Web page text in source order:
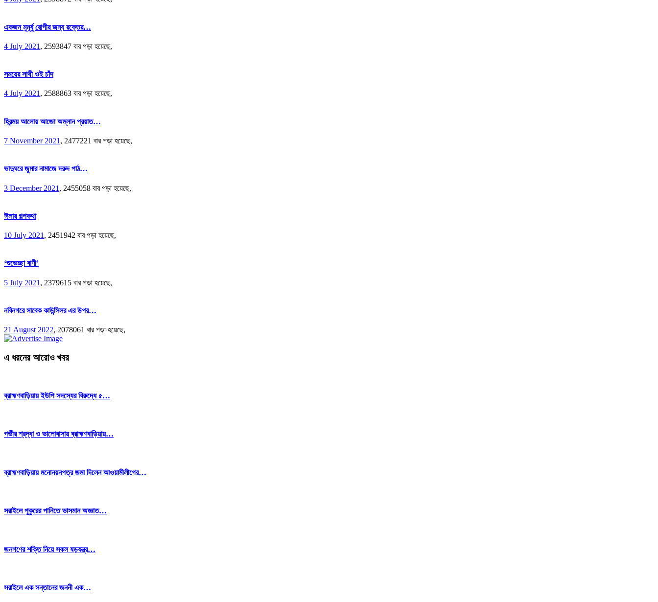
একজন মুমূর্ষু রোগীর জন্য রক্তের…
4 July 2021 , 2593847 বার পড়া হয়েছে,
সময়ের সাথী ওই চাঁদ
4 July 2021, 2588863 বার পড়া হয়েছে,
হিরন্ময় আলোয় আজো অম্লান প্রয়াত…
7 November 2021 , 2477221 বার পড়া হয়েছে,
ভাদুঘরে জুমার নামাজে দরুদ পাঠ…
3 December 2021 , 2455058 বার পড়া হয়েছে,
ঈলার গল্পকথা
10 July 2021 , 2451942 বার পড়া হয়েছে,
‘শুভেচ্ছা বাণী’
5 July 2021 , 2379615 বার পড়া হয়েছে,
নবিনগরে সাবেক কাউন্সিলর এর উপর…
21 August 2022, 2078061 বার পড়া হয়েছে,
এ ধরনের আরোও খবর
ব্রাহ্মণবাড়িয়ায় ইউপি সদস্যের বিরুদ্ধে ৫…
গভীর শ্রদ্ধা ও ভালোবাসায় ব্রাহ্মণবাড়িয়ায়…
ব্রাহ্মণবাড়িয়ায় মনোনয়নপত্র জমা দিলেন আওয়ামীলীগের…
সরাইলে পুকুরের পানিতে ভাসমান অজ্ঞাত…
জনগণের শক্তি নিয়ে সকল ষড়যন্ত্র…
সরাইলে এক সন্তানের জননী এক…